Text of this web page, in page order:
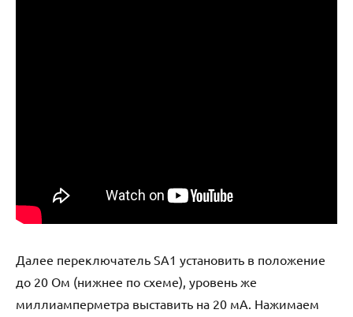
Далее переключатель SA1 установить в положение
до 20 Ом (нижнее по схеме), уровень же
миллиамперметра выставить на 20 мА. Нажимаем